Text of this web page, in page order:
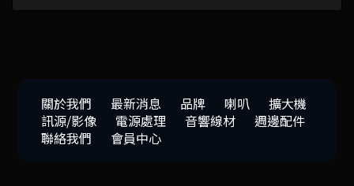
關於我們 最新消息 品牌 喇叭
擴大機
訊源/影像
電源處理 音響線材
週邊配件
聯絡我們
會員中心